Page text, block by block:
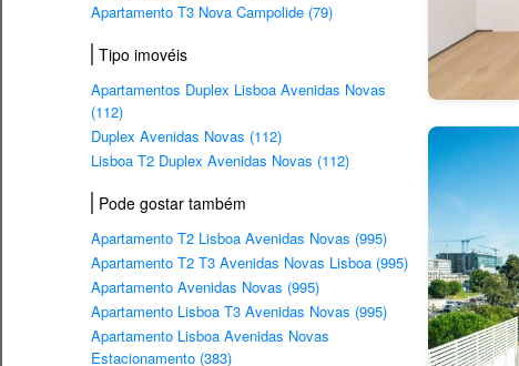
Apartamento T3 Nova Campolide (79)
Tipo imovéis
Apartamentos Duplex Lisboa Avenidas Novas
(112)
Duplex Avenidas Novas (112)
Lisboa T2 Duplex Avenidas Novas (112)
Pode gostar também
Apartamento T2 Lisboa Avenidas Novas (995)
Apartamento T2 T3 Avenidas Novas Lisboa (995)
Apartamento Avenidas Novas (995)
Apartamento Lisboa T3 Avenidas Novas (995)
Apartamento Lisboa Avenidas Novas
Estacionamento (383)